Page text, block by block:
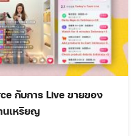
กับการ Live ขายของ
นเหรียญ